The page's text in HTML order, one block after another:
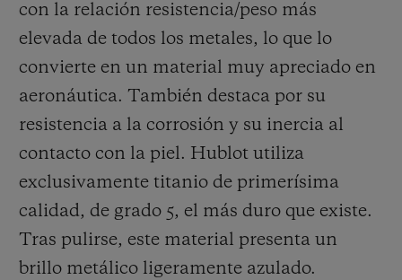
con la relación resistencia/peso más
elevada de todos los metales, lo que lo
convierte en un material muy apreciado en
aeronáutica. También destaca por su
resistencia a la corrosión y su inercia al
contacto con la piel. Hublot utiliza
exclusivamente titanio de primerísima
calidad, de grado 5, el más duro que existe.
Tras pulirse, este material presenta un
brillo metálico ligeramente azulado.